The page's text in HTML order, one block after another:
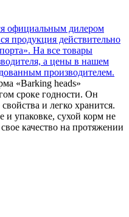
«Barking heads»
сроке годности. Он
и легко хранится.
и упаковке, сухой корм не
качество на протяжении